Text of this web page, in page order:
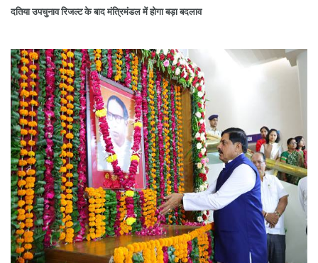
दतिया उपचुनाव रिजल्ट के बाद मंत्रिमंडल में होगा बड़ा बदलाव